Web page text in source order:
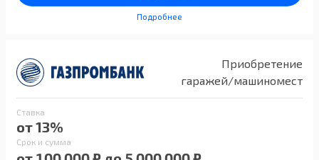
Подробнее
Приобретение
гаражей/машиномест
Ставка
от 13%
Срок и сумма